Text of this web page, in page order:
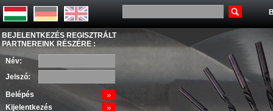
BEJELENTKEZÉS REGISZTRÁLT
PARTNEREINK RÉSZÉRE :
Név:
Jelszó:
Belépés »
Kijelentkezés »